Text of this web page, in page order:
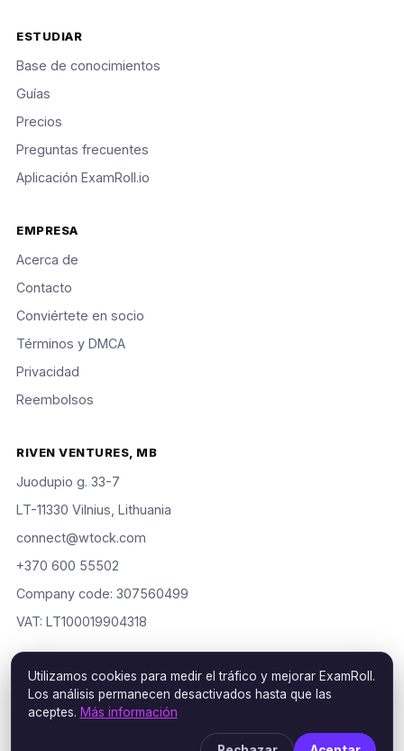
ESTUDIAR
Base de conocimientos
Guías
Precios
Preguntas frecuentes
Aplicación ExamRoll.io
EMPRESA
Acerca de
Contacto
Conviértete en socio
Términos y DMCA
Privacidad
Reembolsos
RIVEN VENTURES, MB
Juodupio g. 33-7
LT-11330 Vilnius, Lithuania
connect@wtock.com
+370 600 55502
Company code: 307560499
VAT: LT100019904318
© 2016–2026 Riven Ventures, MB. Todos los derechos
reservados. ExamRoll is an independent study aid, not affiliated
with or endorsed by the certification vendors named; rights
Utilizamos cookies para medir el tráfico y mejorar ExamRoll.
Los análisis permanecen desactivados hasta que las
aceptes. Más información